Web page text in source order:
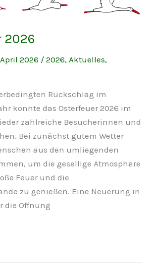
2026
2026 / 2026, Aktuelles,
Rückschlag im
konnte das Osterfeuer 2026 im
zahlreiche Besucherinnen und
Bei zunächst gutem Wetter
aus den umliegenden
um die gesellige Atmosphäre
Feuer und die
zu genießen. Eine Neuerung in
die Öffnung